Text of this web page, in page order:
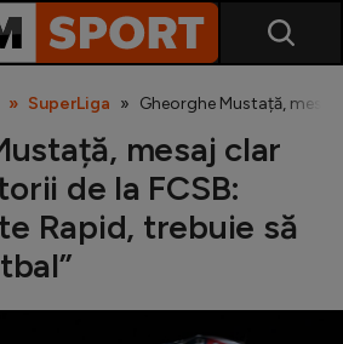
SuperLiga Gheorghe Mustață,
mesaj clar
de la FCSB:
Rapid, trebuie să